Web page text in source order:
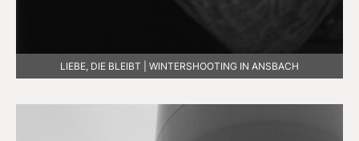
LIEBE, DIE BLEIBT | WINTERSHOOTING IN ANSBACH